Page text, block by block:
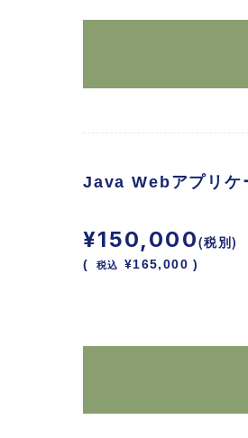
Java Webアプリケ
¥150,000(税別)
( 税込 ¥165,000 )